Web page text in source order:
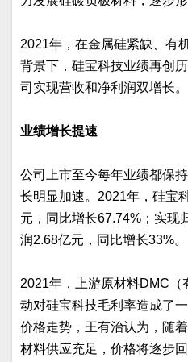
2021年，在金属硅紧缺、有
背景下，硅宝科技业绩再创
司实现营收和净利润双增长。
业绩增长提速
公司上市至今每年业绩都保
长明显加速。2021年，硅宝
元，同比增长67.74%；实现
润2.68亿元，同比增长33%。
2021年，上游原材料DMC（
动对硅宝科技毛利率造成了
价格走势，王有治认为，随
材料供应充足，价格将逐步